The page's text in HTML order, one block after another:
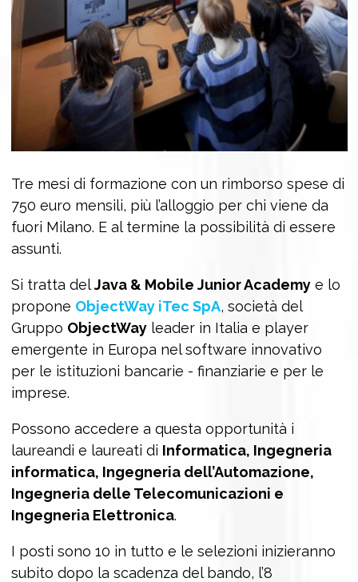
Tre mesi di formazione con un rimborso spese di
750 euro mensili, più l’alloggio per chi viene da
fuori Milano. E al termine la possibilità di essere
assunti.
Si tratta delJava & Mobile Junior Academye lo
propone ObjectWay iTec SpA, società del
Gruppo ObjectWayleader in Italia e player
emergente in Europa nel software innovativo
per le istituzioni bancarie - finanziarie e per le
imprese.
Possono accedere a questa opportunità i
laureandi e laureati di Informatica, Ingegneria
informatica, Ingegneria dell’Automazione,
Ingegneria delle Telecomunicazioni e
Ingegneria Elettronica.
I posti sono 10 in tutto e le selezioni inizieranno
subito dopo la scadenza del bando, l’8